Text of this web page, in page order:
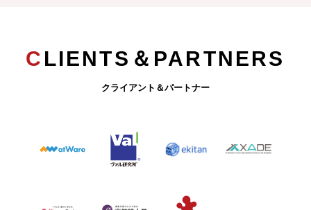
CLIENTS＆PARTNERS
クライアント＆パートナー